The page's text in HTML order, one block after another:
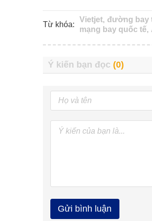
Từ khóa:
Vietjet, đường bay
mạng bay quốc tế,